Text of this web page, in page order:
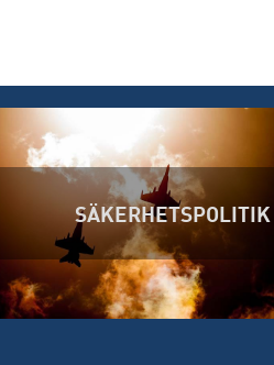
SÄKERHETSPOLITIK